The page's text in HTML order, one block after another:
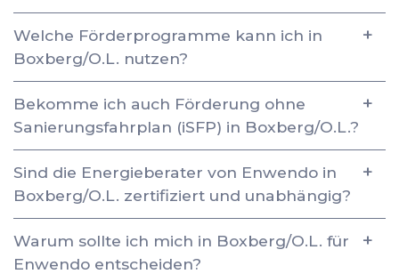
Welche Förderprogramme kann ich in
Boxberg/O.L. nutzen?
Bekomme ich auch Förderung ohne
Sanierungsfahrplan (iSFP) in Boxberg/O.L.?
Sind die Energieberater von Enwendo in
Boxberg/O.L. zertifiziert und unabhängig?
Warum sollte ich mich in Boxberg/O.L. für
Enwendo entscheiden?